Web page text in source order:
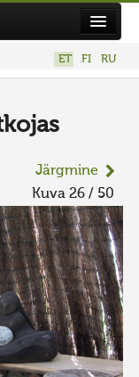
ET FI RU
Järgmine
Kuva 26 / 50